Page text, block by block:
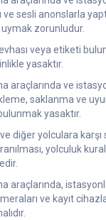
ve sesli anonslarla
zorunludur.
veya etiketi
yasaktır.
araçlarında ve
saklanma ve
yasaktır.
diğer yolculara karşı
yolculuk
araçlarında,
ve kayıt